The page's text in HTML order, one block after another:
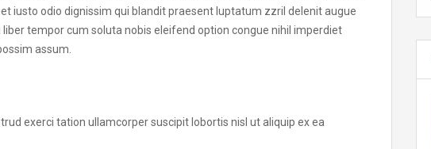
iusto odio dignissim qui blandit praesent luptatum zzril delenit augue
tempor cum soluta nobis eleifend option congue nihil imperdiet
assum.
exerci tation ullamcorper suscipit lobortis nisl ut aliquip ex ea